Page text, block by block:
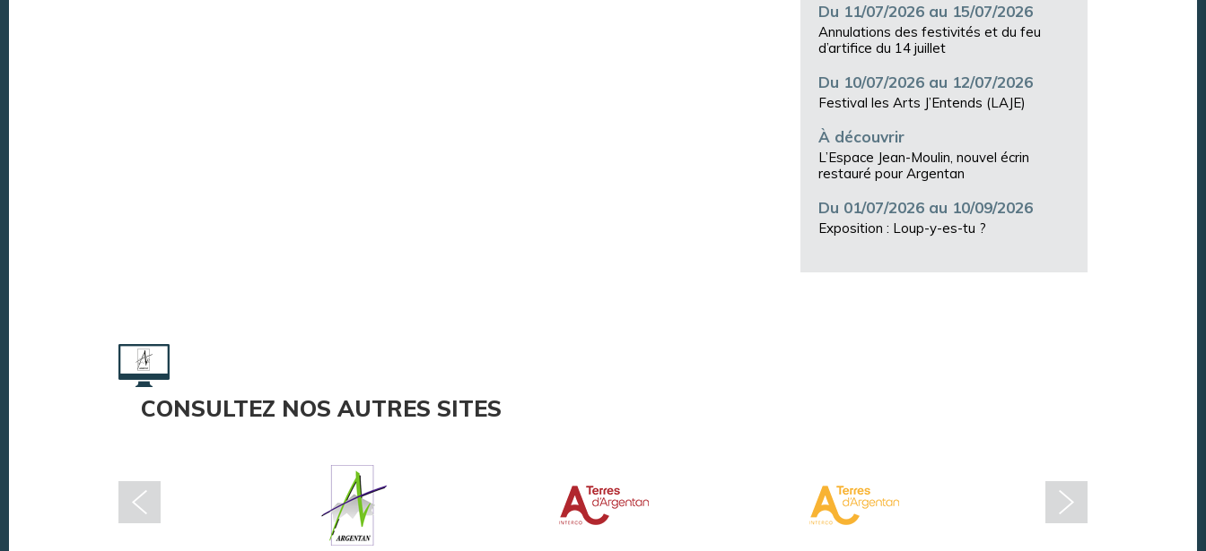
Du 11/07/2026 au 15/07/2026
Annulations des festivités et du feu
d’artifice du 14 juillet
Du 10/07/2026 au 12/07/2026
Festival les Arts J’Entends (LAJE)
À découvrir
L’Espace Jean-Moulin, nouvel écrin
restauré pour Argentan
Du 01/07/2026 au 10/09/2026
Exposition : Loup-y-es-tu ?
CONSULTEZ NOS AUTRES SITES